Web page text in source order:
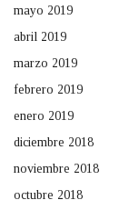
mayo 2019
abril 2019
marzo 2019
febrero 2019
enero 2019
diciembre 2018
noviembre 2018
octubre 2018